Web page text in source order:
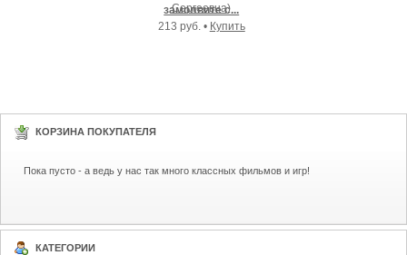
КОРЗИНА ПОКУПАТЕЛЯ
Пока пусто - а ведь у нас так много классных фильмов и игр!
КАТЕГОРИИ
замолвите с...
213 руб. • Купить